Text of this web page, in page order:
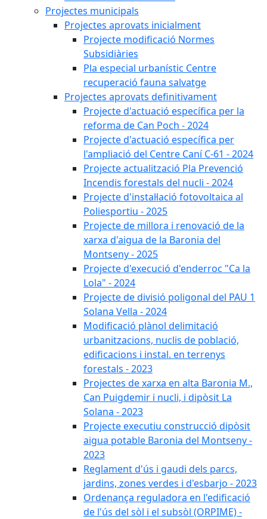
Projectes municipals
Projectes aprovats inicialment
Projecte modificació Normes
Subsidiàries
Pla especial urbanístic Centre
recuperació fauna salvatge
Projectes aprovats definitivament
Projecte d'actuació específica per la
reforma de Can Poch - 2024
Projecte d'actuació específica per
l'ampliació del Centre Caní C-61 - 2024
Projecte actualització Pla Prevenció
Incendis forestals del nucli - 2024
Projecte d'instal·lació fotovoltaica al
Poliesportiu - 2025
Projecte de millora i renovació de la
xarxa d'aigua de la Baronia del
Montseny - 2025
Projecte d'execució d'enderroc "Ca la
Lola" - 2024
Projecte de divisió poligonal del PAU 1
Solana Vella - 2024
Modificació plànol delimitació
urbanitzacions, nuclis de població,
edificacions i instal. en terrenys
forestals - 2023
Projectes de xarxa en alta Baronia M.,
Can Puigdemir i nucli, i dipòsit La
Solana - 2023
Projecte executiu construcció dipòsit
aigua potable Baronia del Montseny -
2023
Reglament d'ús i gaudi dels parcs,
jardins, zones verdes i d'esbarjo - 2023
Ordenança reguladora en l'edificació
de l'ús del sòl i el subsòl (ORPIME) -